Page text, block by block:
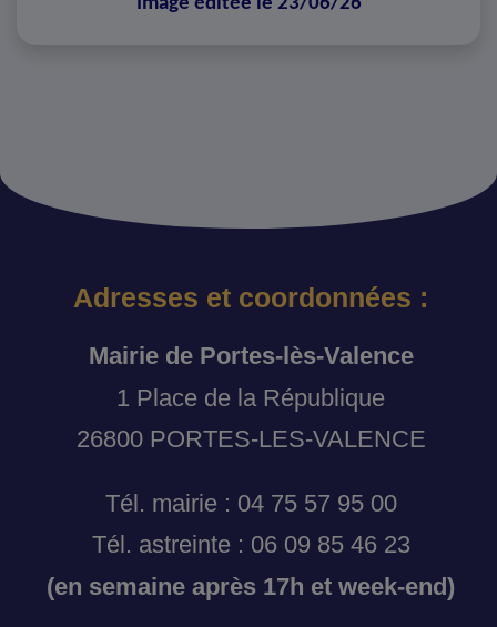
Adresses et coordonnées :
Mairie de Portes-lès-Valence
1 Place de la République
26800 PORTES-LES-VALENCE
Tél. mairie : 04 75 57 95 00
Tél. astreinte : 06 09 85 46 23
(en semaine après 17h et week-end)